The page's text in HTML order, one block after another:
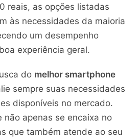
reais, as opções listadas
às necessidades da maioria
um desempenho
experiência geral.
do melhor smartphone
sempre suas necessidades
disponíveis no mercado.
não apenas se encaixa no
que também atende ao seu